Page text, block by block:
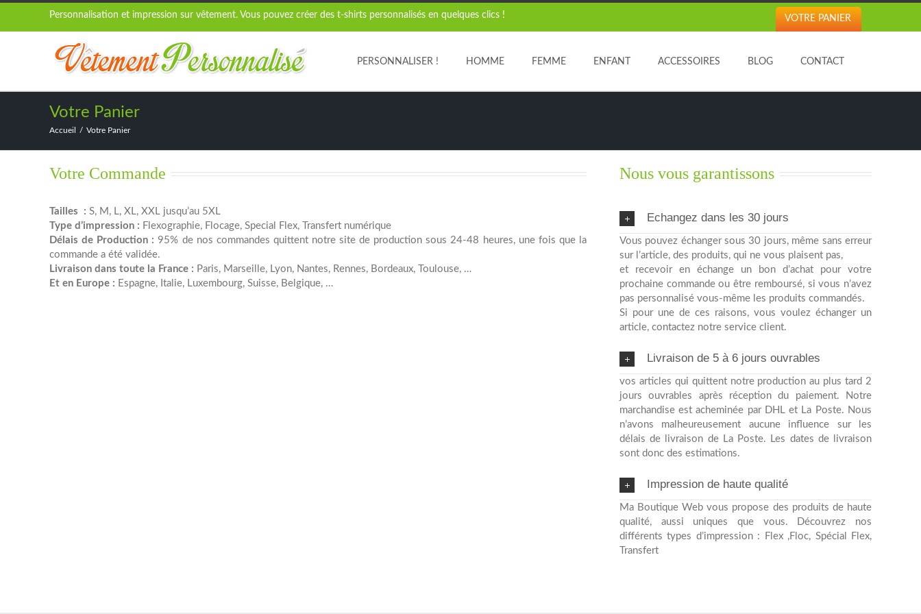
Personnalisation et impression sur vêtement. Vous pouvez créer des t-shirts personnalisés en quelques clics ! VOTRE PANIER
PERSONNALISER ! HOMME FEMME ENFANT ACCESSOIRES BLOG CONTACT
Votre Panier
Accueil Votre Panier
Votre Commande
Tailles : S, M, L, XL, XXL jusqu’au 5XL
Type d’impression : Flexographie, Flocage, Special Flex, Transfert numérique
Délais de Production : 95% de nos commandes quittent notre site de production sous 24-48 heures, une fois que la
commande a été validée.
Livraison dans toute la France : Paris, Marseille, Lyon, Nantes, Rennes, Bordeaux, Toulouse, …
Et en Europe : Espagne, Italie, Luxembourg, Suisse, Belgique, …
Nous vous garantissons
Echangez dans les 30 jours
Vous pouvez échanger sous 30 jours, même sans erreur
sur l’article, des produits, qui ne vous plaisent pas,
et recevoir en échange un bon d’achat pour votre
prochaine commande ou être remboursé, si vous n’avez
pas personnalisé vous-même les produits commandés.
Si pour une de ces raisons, vous voulez échanger un
article, contactez notre service client.
Livraison de 5 à 6 jours ouvrables
vos articles qui quittent notre production au plus tard 2
jours ouvrables après réception du paiement. Notre
marchandise est acheminée par DHL et La Poste. Nous
n’avons malheureusement aucune influence sur les
délais de livraison de La Poste. Les dates de livraison
sont donc des estimations.
Impression de haute qualité
Ma Boutique Web vous propose des produits de haute
qualité, aussi uniques que vous. Découvrez nos
différents types d’impression : Flex ,Floc, Spécial Flex,
Transfert